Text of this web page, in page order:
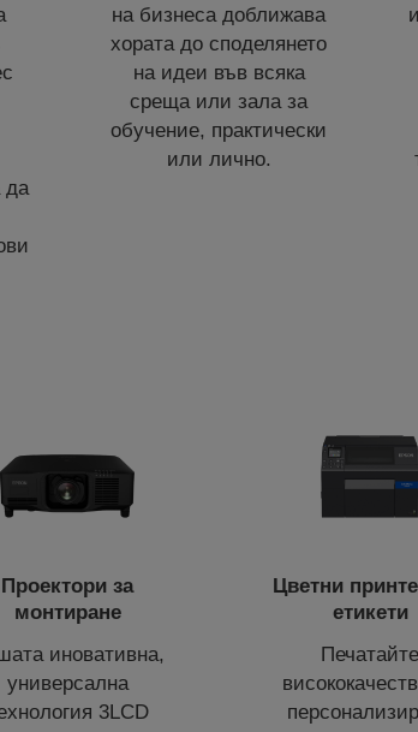
да
на бизнеса доближава
хората до споделянето
на идеи във всяка
среща или зала за
обучение, практически
или лично.
Проектори за
монтиране
иновативна,
универсална
3LCD
Цветни
етикети
Печатайте